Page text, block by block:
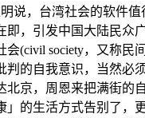
，台湾社会的软件
，引发中国大陆民众
(civil society，又称
的自我意识，当然必
京，周恩来把满街的
的生活方式告别了，